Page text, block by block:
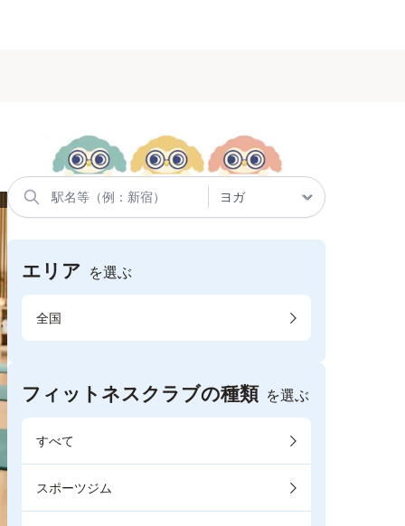
エリア を選ぶ
全国
フィットネスクラブの種類 を選ぶ
すべて
スポーツジム